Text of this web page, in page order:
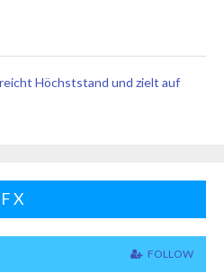
Höchststand und zielt auf
X
FOLLOW